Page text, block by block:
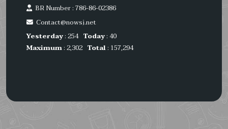
BR Number : 786-86-02386
Contact@nowsj.net
Yesterday: 254 Today: 40
Maximum: 2,302 Total: 157,294